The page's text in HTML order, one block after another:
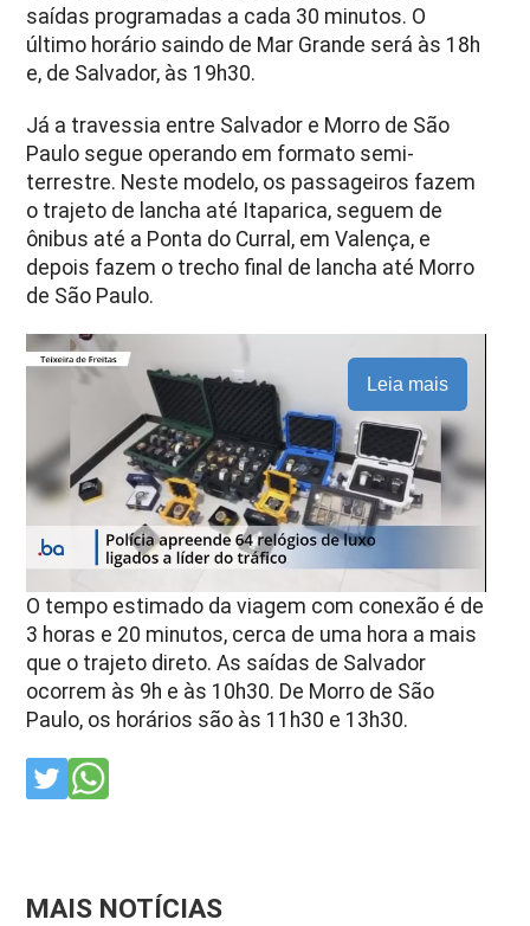
saídas programadas a cada 30 minutos. O
último horário saindo de Mar Grande será às 18h
e, de Salvador, às 19h30.
Já a travessia entre Salvador e Morro de São
Paulo segue operando em formato semi-
terrestre. Neste modelo, os passageiros fazem
o trajeto de lancha até Itaparica, seguem de
ônibus até a Ponta do Curral, em Valença, e
depois fazem o trecho final de lancha até Morro
de São Paulo.
Leia mais
O tempo estimado da viagem com conexão é de
3 horas e 20 minutos, cerca de uma hora a mais
que o trajeto direto. As saídas de Salvador
ocorrem às 9h e às 10h30. De Morro de São
Paulo, os horários são às 11h30 e 13h30.
MAIS NOTÍCIAS